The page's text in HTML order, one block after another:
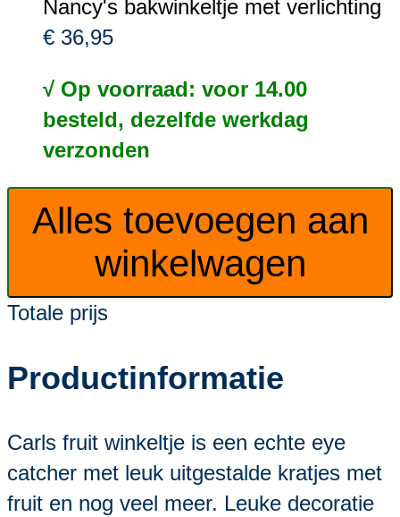
Nancy's bakwinkeltje met verlichting
€ 36,95
√ Op voorraad: voor 14.00
besteld, dezelfde werkdag
verzonden
Alles toevoegen aan
winkelwagen
Totale prijs
Productinformatie
Carls fruit winkeltje is een echte eye
catcher met leuk uitgestalde kratjes met
fruit en nog veel meer. Leuke decoratie